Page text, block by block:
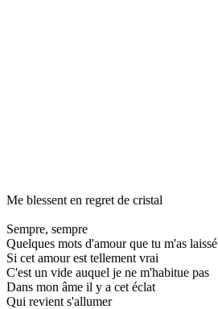
Me blessent en regret de cristal
Sempre, sempre
Quelques mots d'amour que tu m'as laissé
Si cet amour est tellement vrai
C'est un vide auquel je ne m'habitue pas
Dans mon âme il y a cet éclat
Qui revient s'allumer